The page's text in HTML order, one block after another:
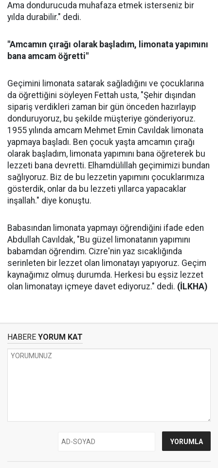
Ama dondurucuda muhafaza etmek isterseniz bir
yılda durabilir." dedi.
"Amcamın çırağı olarak başladım, limonata yapımını
bana amcam öğretti"
Geçimini limonata satarak sağladığını ve çocuklarına
da öğrettiğini söyleyen Fettah usta, "Şehir dışından
sipariş verdikleri zaman bir gün önceden hazırlayıp
donduruyoruz, bu şekilde müşteriye gönderiyoruz.
1955 yılında amcam Mehmet Emin Cavıldak limonata
yapmaya başladı. Ben çocuk yaşta amcamın çırağı
olarak başladım, limonata yapımını bana öğreterek bu
lezzeti bana devretti. Elhamdülillah geçimimizi bundan
sağlıyoruz. Biz de bu lezzetin yapımını çocuklarımıza
gösterdik, onlar da bu lezzeti yıllarca yapacaklar
inşallah." diye konuştu.
Babasından limonata yapmayı öğrendiğini ifade eden
Abdullah Cavıldak, "Bu güzel limonatanın yapımını
babamdan öğrendim. Cizre'nin yaz sıcaklığında
serinleten bir lezzet olan limonatayı yapıyoruz. Geçim
kaynağımız olmuş durumda. Herkesi bu eşsiz lezzet
olan limonatayı içmeye davet ediyoruz." dedi. (İLKHA)
HABERE YORUM KAT